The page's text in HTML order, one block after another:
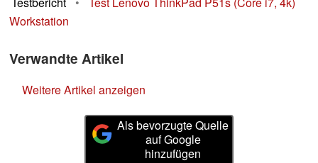
Workstation
Verwandte Artikel
Weitere Artikel anzeigen
Als bevorzugte Quelle
auf Google
hinzufügen